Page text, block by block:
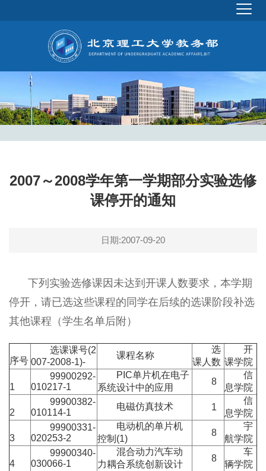
2007～2008学年第一学期部分实验选修
课停开的通知
日期:2007-09-20
下列实验选修课因未达到开课人数要求，本学期
停开，请已选这些课程的同学在后续的选课阶段补选
其他课程（学生名单后附）
序号
选课课号(2
007-2008-1)-
课程名称
选
课人数
开
课学院
1
99900292-
010217-1
PIC单片机在电子
系统设计中的应用
8
信
息学院
2
99900382-
010114-1
电磁仿真技术 1
信
息学院
3
99900331-
020253-2
电动机的单片机
控制(1)
8
宇
航学院
4
99900340-
030066-1
混合动力汽车动
力耦合系统创新设计
8
车
辆学院